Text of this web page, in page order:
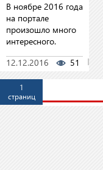
В ноябре 2016 года
на портале
произошло много
интересного.
12.12.2016
51
1
страниц